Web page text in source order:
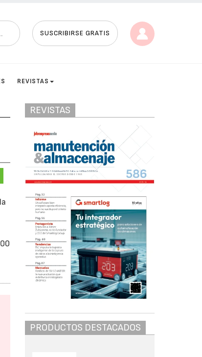
SUSCRIBIRSE GRATIS
REVISTAS
REVISTAS
PRODUCTOS DESTACADOS